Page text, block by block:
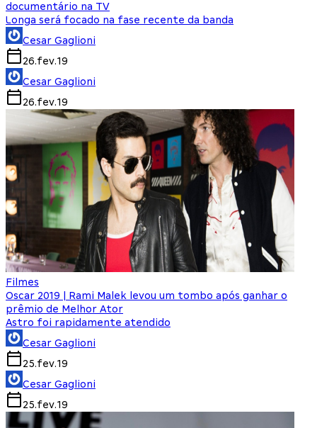
documentário na TV
Longa será focado na fase recente da banda
Cesar Gaglioni
26.fev.19
Cesar Gaglioni
26.fev.19
Filmes
Oscar 2019 | Rami Malek levou um tombo após ganhar o
prêmio de Melhor Ator
Astro foi rapidamente atendido
Cesar Gaglioni
25.fev.19
Cesar Gaglioni
25.fev.19